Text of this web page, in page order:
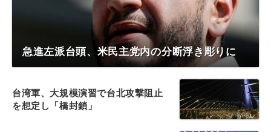
急進左派台頭、米民主党内の分断浮き彫りに
台湾軍、大規模演習で台北攻撃阻止
を想定し「橋封鎖」